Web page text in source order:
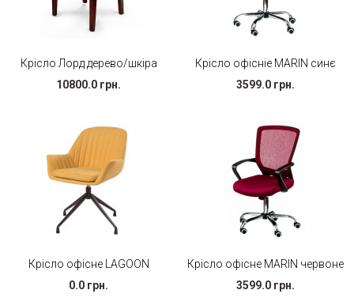
Крісло Лорд дерево/шкіра
10800.0 грн.
Крісло офісніе MARIN синє
3599.0 грн.
Крісло офісне LAGOON
0.0 грн.
Крісло офісне MARIN червоне
3599.0 грн.